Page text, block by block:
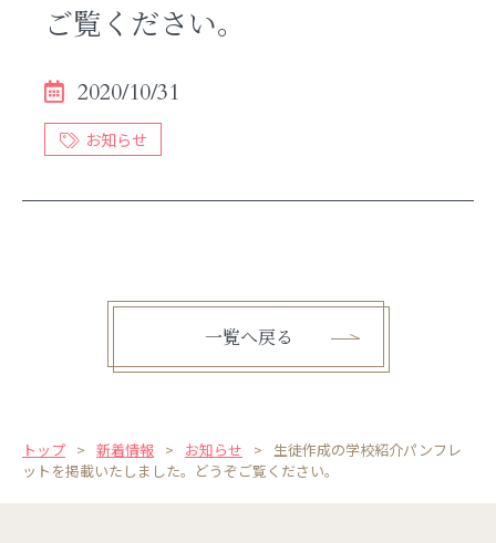
アクセス
お問い合わせ
資料請求
ご覧ください。
2020/10/31
お知らせ
一覧へ戻る
トップ 新着情報 お知らせ
生徒作成の学校紹介パンフレ
ットを掲載いたしました。どうぞご覧ください。